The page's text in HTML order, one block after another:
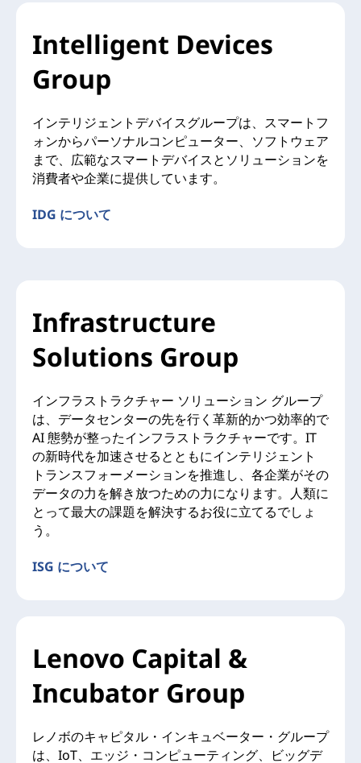
Intelligent Devices
Group
インテリジェントデバイスグループは、スマートフ
ォンからパーソナルコンピューター、ソフトウェア
まで、広範なスマートデバイスとソリューションを
消費者や企業に提供しています。
IDG について
Infrastructure
Solutions Group
インフラストラクチャー ソリューション グループ
は、データセンターの先を行く革新的かつ効率的で
AI 態勢が整ったインフラストラクチャーです。IT
の新時代を加速させるとともにインテリジェント
トランスフォーメーションを推進し、各企業がその
データの力を解き放つための力になります。人類に
とって最大の課題を解決するお役に立てるでしょ
う。
ISG について
Lenovo Capital &
Incubator Group
レノボのキャピタル・インキュベーター・グループ
は、IoT、エッジ・コンピューティング、ビッグデ